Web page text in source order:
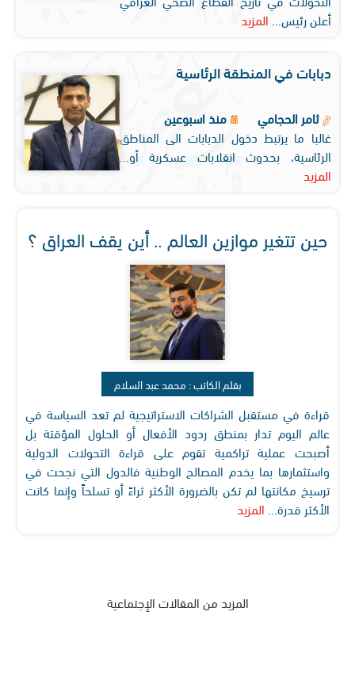
أعلن رئيس...
المزيد
دبابات في المنطقة الرئاسية
ثامر الحجامي
منذ اسبوعين
غالبا ما يرتبط دخول الدبابات الى المناطق
الرئاسية، بحدوث انقلابات عسكرية أو...
المزيد
حين تتغير موازين العالم .. أين يقف العراق ؟
بقلم الكاتب : محمد عبد السلام
قراءة في مستقبل الشراكات الاستراتيجية لم تعد السياسة في
عالم اليوم تدار بمنطق ردود الأفعال أو الحلول المؤقتة بل
أصبحت عملية تراكمية تقوم على قراءة التحولات الدولية
واستثمارها بما يخدم المصالح الوطنية فالدول التي نجحت في
ترسيخ مكانتها لم تكن بالضرورة الأكثر ثراءً أو تسلحاً وإنما كانت
الأكثر قدرة...
المزيد
المزيد من المقالات الإجتماعية